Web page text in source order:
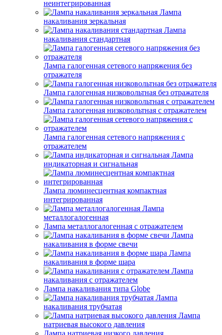
неинтегрированная
Лампа
накаливания зеркальная
Лампа
накаливания стандартная
Лампа галогенная сетевого напряжения без
отражателя
Лампа галогенная низковольтная без отражателя
Лампа галогенная низковольтная с отражателем
Лампа галогенная сетевого напряжения с
отражателем
Лампа
индикаторная и сигнальная
Лампа люминесцентная компактная
интегрированная
Лампа
металлогалогенная
Лампа металлогалогенная с отражателем
Лампа
накаливания в форме свечи
Лампа
накаливания в форме шара
Лампа
накаливания с отражателем
Лампа накаливания типа Globe
Лампа
накаливания трубчатая
Лампа
натриевая высокого давления
Лампа натриевая низкого давления